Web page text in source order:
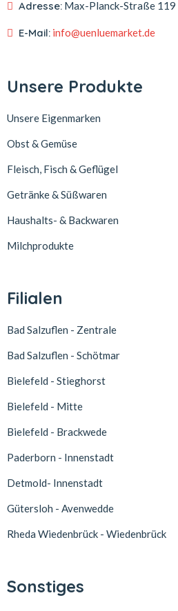
Adresse: Max-Planck-Straße 119
E-Mail: info@uenluemarket.de
Unsere Produkte
Unsere Eigenmarken
Obst & Gemüse
Fleisch, Fisch & Geflügel
Getränke & Süßwaren
Haushalts- & Backwaren
Milchprodukte
Filialen
Bad Salzuflen - Zentrale
Bad Salzuflen - Schötmar
Bielefeld - Stieghorst
Bielefeld - Mitte
Bielefeld - Brackwede
Paderborn - Innenstadt
Detmold- Innenstadt
Gütersloh - Avenwedde
Rheda Wiedenbrück - Wiedenbrück
Sonstiges